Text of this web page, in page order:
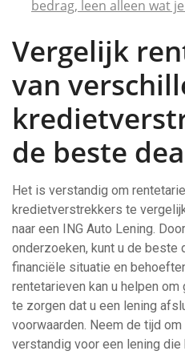
bedrag, leen alleen wat
Vergelijk
van
de beste
Het is verstandig om
kredietverstrekkers te
naar een ING Auto Lening.
onderzoeken, kunt u de beste
financiële situatie en
rentetarieven kan u helpen
te zorgen dat u een lening
voorwaarden. Neem de tijd
verstandig voor een lening die